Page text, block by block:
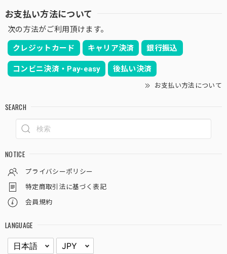
また購入させて頂きました♪ 写真で見たよりも思った以上
に表皮がゴツゴツしていて野生味のあるオベサでめちゃくち
ゃ気に入りました！ また似たような株があれば即買わせて
頂きます！ また5月での大阪のイベントも楽しみにしており
ます♪
売してまいりますので、その都度お願い致しま
木質化 マウンテン オベサ / ユーフォルビア
2026/03/08
ビューした初心者です。 実物見てなおさら気に入りまし
た。 また利用させて頂きます。 有り難うございました。
お支払い方法について
次の方法がご利用頂けます。
クレジットカード キャリア決済 銀行振込
コンビニ決済・Pay-easy 後払い決済
お支払い方法について
SEARCH
NOTICE
プライバシーポリシー
特定商取引法に基づく表記
会員規約
LANGUAGE